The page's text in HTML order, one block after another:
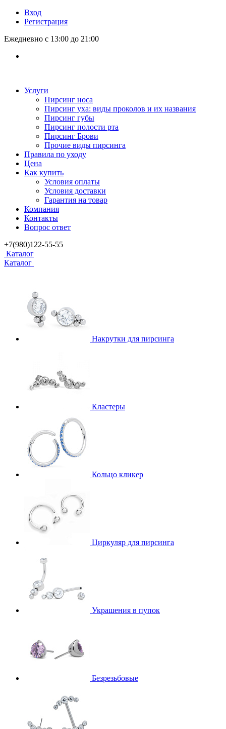
Вход
Регистрация
Ежедневно с 13:00 до 21:00
Услуги
Пирсинг носа
Пирсинг уха: виды проколов и их названия
Пирсинг губы
Пирсинг полости рта
Пирсинг Брови
Прочие виды пирсинга
Правила по уходу
Цена
Как купить
Условия оплаты
Условия доставки
Гарантия на товар
Компания
Контакты
Вопрос ответ
+7(980)122-55-55
Каталог
Каталог
Накрутки для пирсинга
Кластеры
Кольцо кликер
Циркуляр для пирсинга
Украшения в пупок
Безрезьбовые